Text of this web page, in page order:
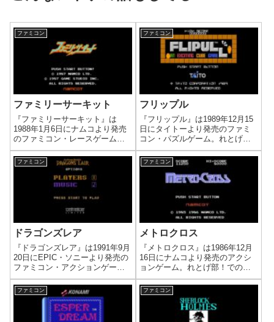
ファミコン
ファミリーサーキット
『ファミリーサーキット』は
1988年1月6日にナムコより発売
のファミコン・レースゲーム。
れとげ部！での評価は「神
げ！：☆2」。レースゲームにあ
る画期的アイデアを取り込んだ
功績は大。実際やってみるとハ
マっちゃうこの感じ。
ファミコン
フリップル
『フリップル』は1989年12月15
日にタイトーより発売のファミ
コン・パズルゲーム。れとげ
部！での評価は「君誰げ？：
☆3」。あの謎物体は何者なの
か。その目的は何だったのか。
エンディングが衝撃過ぎる。
ファミコン
ドラゴンズレア
『ドラゴンズレア』は1991年9月
20日にEPIC・ソニーより発売の
ファミコン・アクションゲー
ム。れとげ部！での評価は「無
理げ！：☆5」。伝説のクソゲー
現る。デカい弱い主人公。最悪
の操作性。ノーコンティニュ
ー。最強ドラゴンを最初に出す
ファミコン
メトロクロス
『メトロクロス』は1986年12月
16日にナムコより発売のアクシ
ョンゲーム。れとげ部！での評
価は「無理げ！：☆2」。パルク
ールっぽい。高い反射神経が要
求される。トライ＆エラー。傷
だらけのランナー（公式名
称）。ストイックさん向け。
ファミコン ファミコン